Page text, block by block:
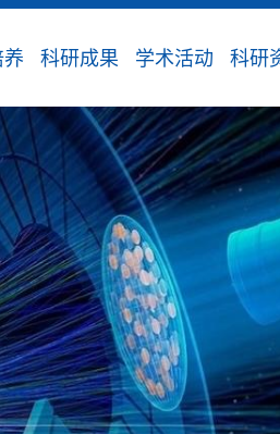
科研成果 学术活动 科研